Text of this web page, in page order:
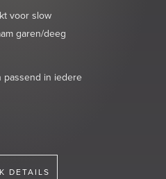
voor slow
garen/deeg
passend in iedere
DETAILS